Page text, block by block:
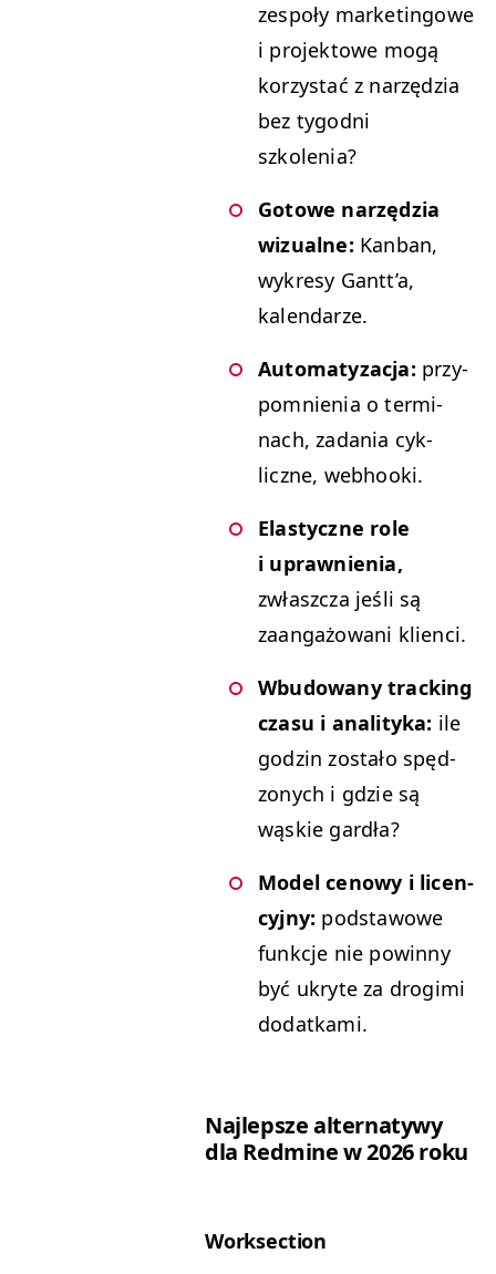
zespoły mar­ketingowe
i pro­jek­towe mogą
korzys­tać z narzędzia
bez tygod­ni
szkolenia?
Gotowe narzędzia
wiz­ualne: Kan­ban,
wykresy Gantt’a,
kalendarze.
Automatyza­c­ja: przy­
pom­nienia o ter­mi­
nach, zada­nia cyk­
liczne, webhooki.
Elasty­czne role
i uprawnienia,
zwłaszcza jeśli są
zaan­gażowani klienci.
Wbu­dowany track­ing
cza­su i anal­i­ty­ka: ile
godzin zostało spęd­
zonych i gdzie są
wąskie gardła?
Mod­el cenowy i licen­
cyjny: pod­sta­wowe
funkc­je nie powin­ny
być ukryte za drogi­mi
dodatkami.
Najlep­sze alter­naty­wy
dla Red­mine w 2026 roku
Work­sec­tion